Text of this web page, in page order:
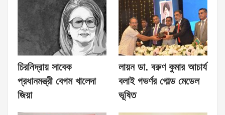
চিরনিদ্রায় সাবেক
প্রধানমন্ত্রী বেগম খালেদা
জিয়া
লায়ন ডা. বরুণ কুমার আচার্য
বলাই গভর্ণর গোল্ড মেডেল
ভূষিত